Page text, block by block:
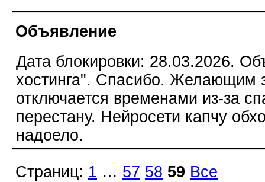
Объявление
Дата блокировки: 28.03.2026.
хостинга". Спасибо. Желающим
отключается временами из-за
перестану. Нейросети капчу
надоело.
Страниц: 1 … 57 58 59 Все